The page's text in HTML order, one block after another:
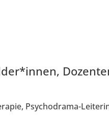
Psychodrama-